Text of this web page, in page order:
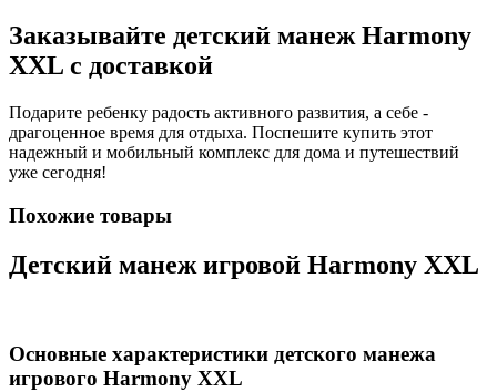
Заказывайте детский манеж Harmony
XXL с доставкой
Подарите ребенку радость активного развития, а себе -
драгоценное время для отдыха. Поспешите купить этот
надежный и мобильный комплекс для дома и путешествий
уже сегодня!
Похожие товары
Детский манеж игровой Harmony XXL
Основные характеристики детского манежа
игрового Harmony XXL